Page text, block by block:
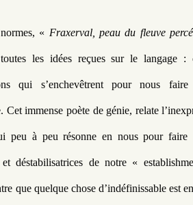
« Fraxerval, peau du fleuve percé
les idées reçues sur le langage :
qui s’enchevêtrent pour nous
Cet immense poète de génie, relate
peu à peu résonne en nous pour faire
et déstabilisatrices de notre «
que quelque chose d’indéfinissable est